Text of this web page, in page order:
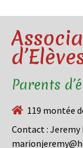
Parents
119 montée
Contact : Jeremy